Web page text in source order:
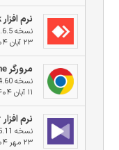
نرم افزار Anydesk
نسخه v9.6.5
۲۳ آبان ۱۴۰۴
مرورگر Google Chrome
نسخه v142.0.7444.60
۱۱ آبان ۱۴۰۴
نرم افزار KMPlayer
نسخه v2025.9.25.11 و v4.2.3.28
۲۳ مهر ۱۴۰۴